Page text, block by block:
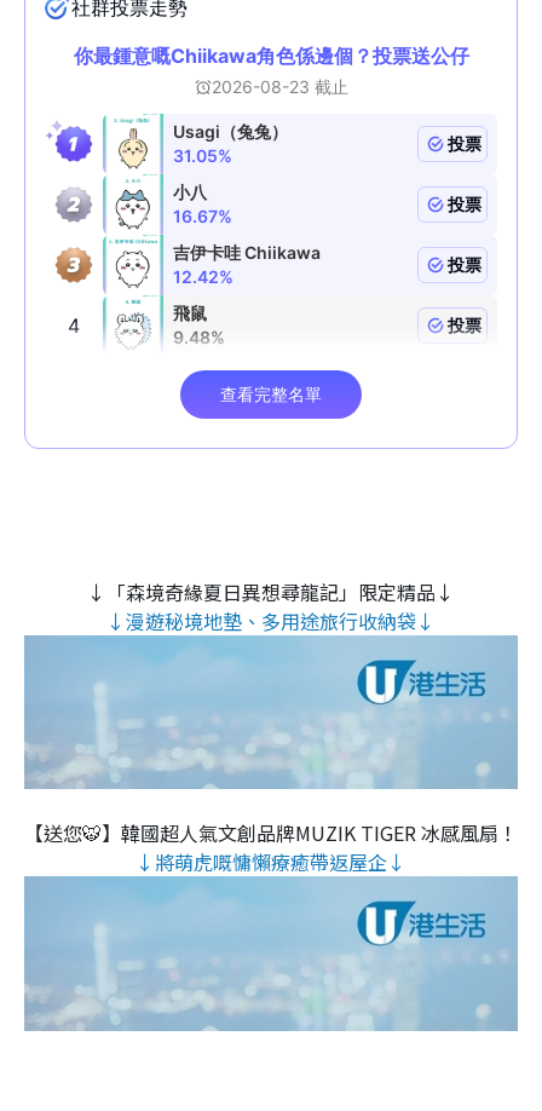
↓「森境奇緣夏日異想尋龍記」限定精品↓
↓漫遊秘境地墊、多用途旅行收納袋↓
【送您🐯】韓國超人氣文創品牌MUZIK TIGER 冰感風扇！
↓將萌虎嘅慵懶療癒帶返屋企↓